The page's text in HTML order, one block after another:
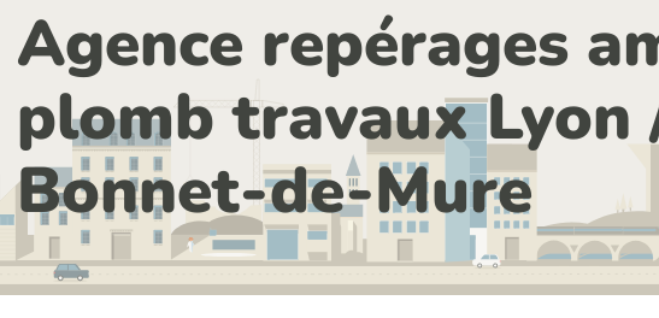
Agence repérages
plomb travaux Lyon
Bonnet-de-Mure